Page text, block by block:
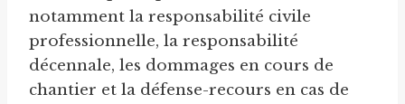
notamment la responsabilité civile
professionnelle, la responsabilité
décennale, les dommages en cours de
chantier et la défense-recours en cas de